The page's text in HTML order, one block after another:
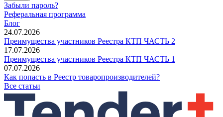
Забыли пароль?
Реферальная программа
Блог
24.07.2026
Преимущества участников Реестра КТП ЧАСТЬ 2
17.07.2026
Преимущества участников Реестра КТП ЧАСТЬ 1
07.07.2026
Как попасть в Реестр товаропроизводителей?
Все статьи